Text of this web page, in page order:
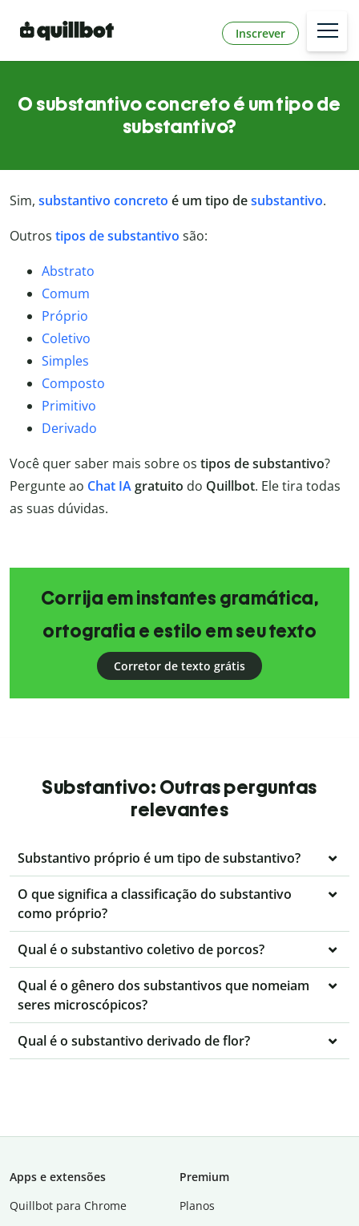
Inscrever
O substantivo concreto é um tipo de
substantivo?
Sim, substantivo concreto é um tipo desubstantivo.
Outros tipos de substantivo são:
Abstrato
Comum
Próprio
Coletivo
Simples
Composto
Primitivo
Derivado
Você quer saber mais sobre os tipos de substantivo?
Pergunte ao Chat IAgratuito do Quillbot. Ele tira todas
as suas dúvidas.
Corrija em instantes gramática,
ortografia e estilo em seu texto
Corretor de texto grátis
Substantivo: Outras perguntas
relevantes
Substantivo próprio é um tipo de substantivo?
O que significa a classificação do substantivo
como próprio?
Qual é o substantivo coletivo de porcos?
Qual é o gênero dos substantivos que nomeiam
seres microscópicos?
Qual é o substantivo derivado de flor?
Apps e extensões
Quillbot para Chrome
Premium
Planos